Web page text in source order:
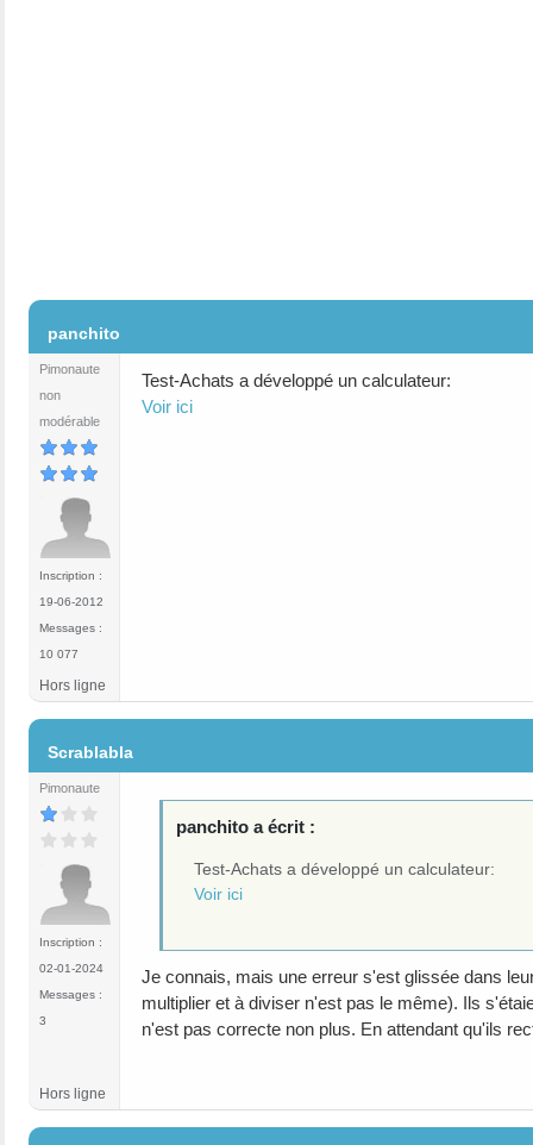
panchito
Pimonaute
non
modérable
Inscription :
19-06-2012
Messages :
10 077
Test-Achats a développé un calculateur:
Voir ici
Hors ligne
Scrablabla
Pimonaute
Inscription :
02-01-2024
Messages :
3
panchito a écrit :
Test-Achats a développé un calculateur:
Voir ici
Je connais, mais une erreur s'est glissée dans
multiplier et à diviser n'est pas le même). Ils
n'est pas correcte non plus. En attendant qu'ils
Hors ligne